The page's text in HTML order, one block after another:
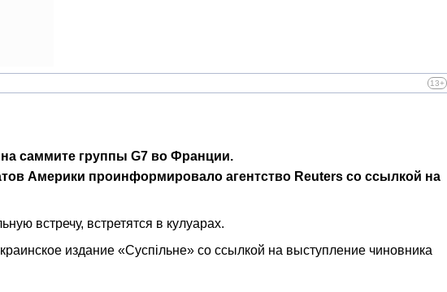
13+
саммите группы G7 во Франции.
Америки проинформировало агентство Reuters со ссылкой на
встречу, встретятся в кулуарах.
издание «Суспiльне» со ссылкой на выступление чиновника